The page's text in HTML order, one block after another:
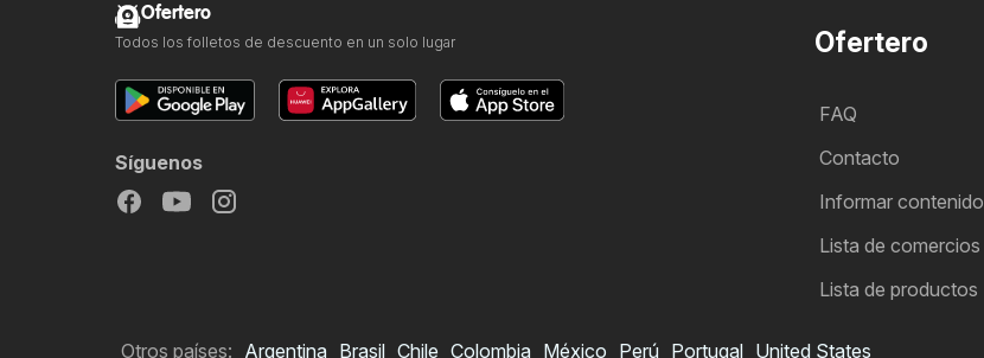
Ofertero
FAQ
Contacto
Informar contenido
Lista de comercios
Lista de productos
Ofertero
Todos los folletos de descuento en un solo lugar
Síguenos
Otros países: Argentina Brasil Chile Colombia México Perú Portugal United States